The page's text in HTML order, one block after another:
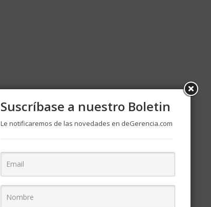
Suscríbase a nuestro Boletin
Le notificaremos de las novedades en deGerencia.com